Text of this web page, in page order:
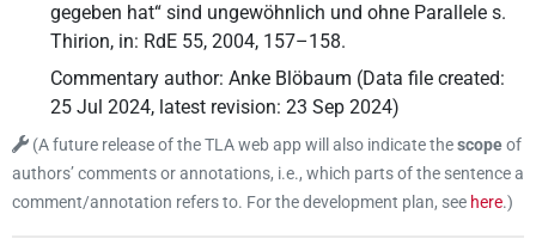
gegeben hat“ sind ungewöhnlich und ohne Parallele s.
Thirion, in: RdE 55, 2004, 157–158.
Commentary author: Anke Blöbaum (Data file created:
25 Jul 2024, latest revision: 23 Sep 2024)
(A future release of the TLA web app will also indicate thescopeof
authors’ comments or annotations, i.e., which parts of the sentence a
comment/annotation refers to. For the development plan, see here.)